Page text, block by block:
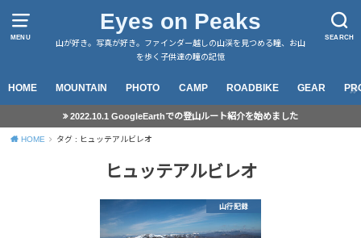
MENU SEARCH
Eyes on Peaks
山が好き。写真が好き。ファインダー越しの山渓を見つめる瞳、お山
を歩く子供達の瞳の記憶
HOME MOUNTAIN PHOTO CAMP ROADBIKE GEAR
2022.10.1 GoogleEarthでの登山ルート紹介を始めました
HOME タグ : ヒュッテアルビレオ
ヒュッテアルビレオ
山行記録